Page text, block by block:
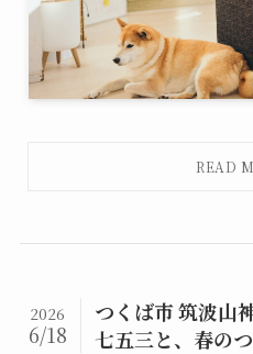
つくば市 筑波山
七五三と、春の
2026
6/18